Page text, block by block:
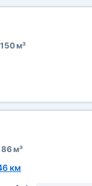
150 м³
86 м³
км